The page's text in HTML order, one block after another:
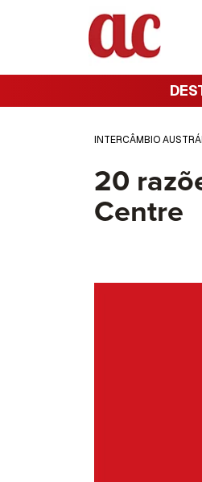
INTERCÂMBIO
20
Centre